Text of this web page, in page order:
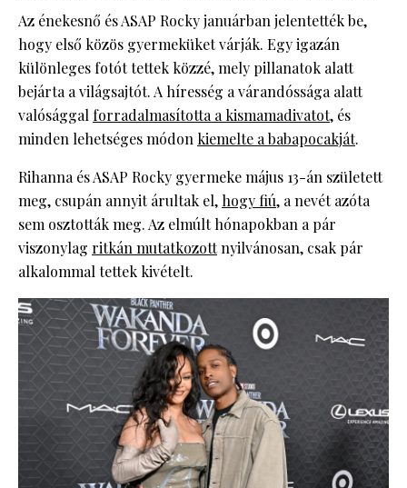
Az énekesnő és ASAP Rocky januárban jelentették be,
hogy első közös gyermeküket várják. Egy igazán
különleges fotót tettek közzé, mely pillanatok alatt
bejárta a világsajtót. A híresség a várandóssága alatt
valósággal forradalmasította a kismamadivatot, és
minden lehetséges módon kiemelte a babapocakját.
Rihanna és ASAP Rocky gyermeke május 13-án született
meg, csupán annyit árultak el, hogy fiú, a nevét azóta
sem osztották meg. Az elmúlt hónapokban a pár
viszonylag ritkán mutatkozottnyilvánosan, csak pár
alkalommal tettek kivételt.